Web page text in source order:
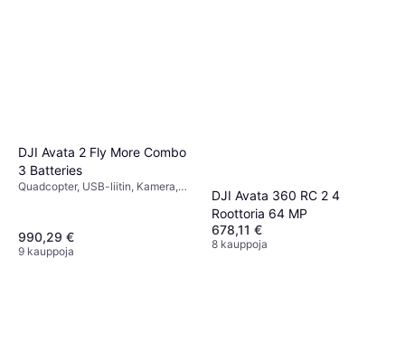
DJI Avata 2 Fly More Combo
3 Batteries
Quadcopter, USB-liitin, Kamera,
Person View), Wi-Fi
990,29 €
9 kauppoja
DJI Avata 360 RC 2 4
Roottoria 64 MP
678,11 €
8 kauppoja